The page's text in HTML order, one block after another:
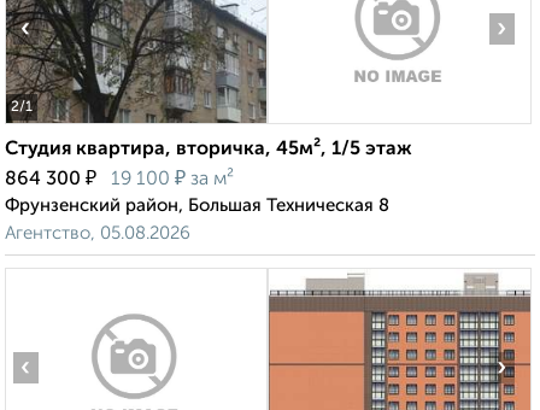
2/1
‹ ›
Студия квартира, вторичка, 45м², 1/5 этаж
864 300 ₽ 19 100 ₽ за м²
Фрунзенский район, Большая Техническая 8
Агентство, 05.08.2026
‹ ›